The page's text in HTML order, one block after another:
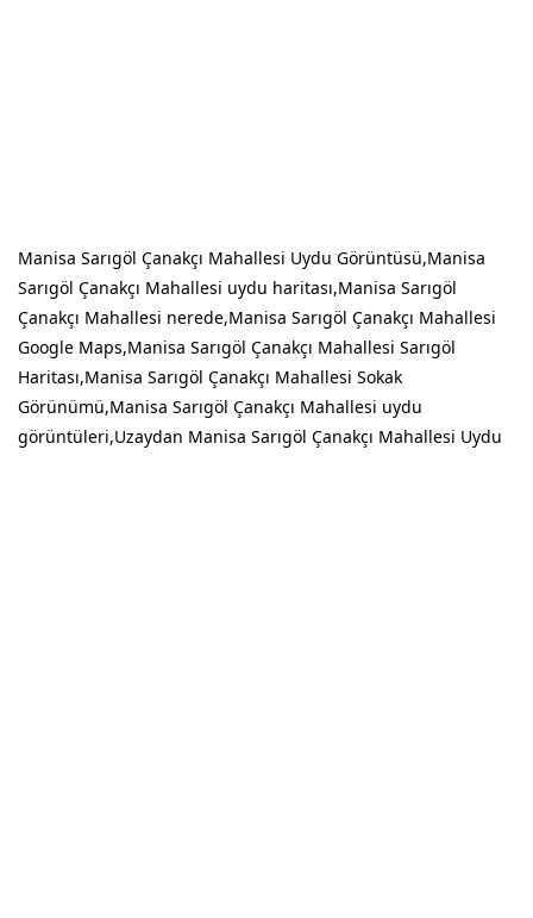
Manisa Sarıgöl Çanakçı Mahallesi Uydu Görüntüsü,Manisa
Sarıgöl Çanakçı Mahallesi uydu haritası,Manisa Sarıgöl
Çanakçı Mahallesi nerede,Manisa Sarıgöl Çanakçı Mahallesi
Google Maps,Manisa Sarıgöl Çanakçı Mahallesi Sarıgöl
Haritası,Manisa Sarıgöl Çanakçı Mahallesi Sokak
Görünümü,Manisa Sarıgöl Çanakçı Mahallesi uydu
görüntüleri,Uzaydan Manisa Sarıgöl Çanakçı Mahallesi Uydu